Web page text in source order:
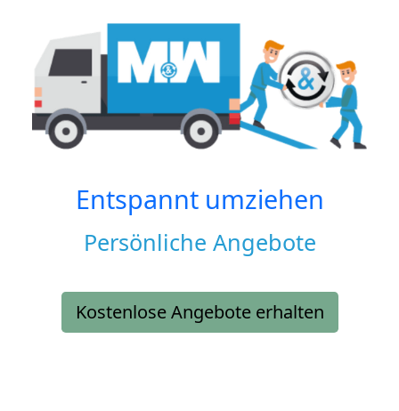
Entspannt umziehen
Persönliche Angebote
Kostenlose Angebote erhalten